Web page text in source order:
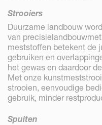
Strooiers
Duurzame landbouw
van
meststoffen betekent de
gebruiken en
het gewas en daardoor
Met onze
strooien, eenvoudige
gebruik, minder
Spuiten